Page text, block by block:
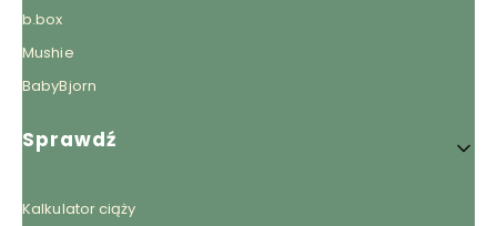
b.box
Mushie
BabyBjorn
Sprawdź
Kalkulator ciąży